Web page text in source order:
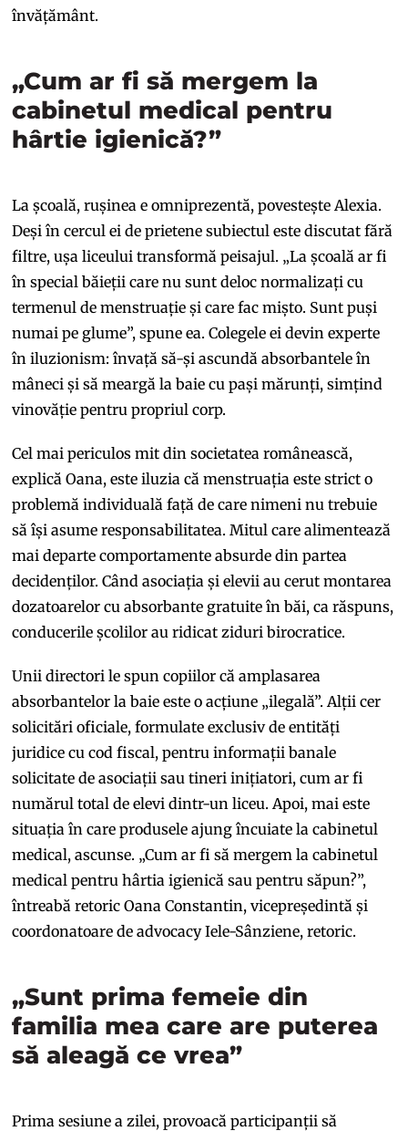
învățământ.
„Cum ar fi să mergem la
cabinetul medical pentru
hârtie igienică?”
La școală, rușinea e omniprezentă, povestește Alexia.
Deși în cercul ei de prietene subiectul este discutat fără
filtre, ușa liceului transformă peisajul. „La școală ar fi
în special băieții care nu sunt deloc normalizați cu
termenul de menstruație și care fac mișto. Sunt puși
numai pe glume”, spune ea. Colegele ei devin experte
în iluzionism: învață să-și ascundă absorbantele în
mâneci și să meargă la baie cu pași mărunți, simțind
vinovăție pentru propriul corp.
Cel mai periculos mit din societatea românească,
explică Oana, este iluzia că menstruația este strict o
problemă individuală față de care nimeni nu trebuie
să își asume responsabilitatea. Mitul care alimentează
mai departe comportamente absurde din partea
decidenților. Când asociația și elevii au cerut montarea
dozatoarelor cu absorbante gratuite în băi, ca răspuns,
conducerile școlilor au ridicat ziduri birocratice.
Unii directori le spun copiilor că amplasarea
absorbantelor la baie este o acțiune „ilegală”. Alții cer
solicitări oficiale, formulate exclusiv de entități
juridice cu cod fiscal, pentru informații banale
solicitate de asociații sau tineri inițiatori, cum ar fi
numărul total de elevi dintr-un liceu. Apoi, mai este
situația în care produsele ajung încuiate la cabinetul
medical, ascunse. „Cum ar fi să mergem la cabinetul
medical pentru hârtia igienică sau pentru săpun?”,
întreabă retoric Oana Constantin, vicepreședintă și
coordonatoare de advocacy Iele-Sânziene, retoric.
„Sunt prima femeie din
familia mea care are puterea
să aleagă ce vrea”
Prima sesiune a zilei, provoacă participanții să